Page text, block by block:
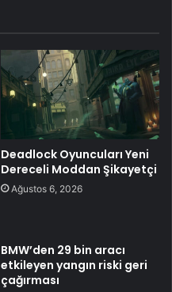
Deadlock Oyuncuları Yeni
Dereceli Moddan Şikayetçi
Ağustos 6, 2026
BMW’den 29 bin aracı
etkileyen yangın riski geri
çağırması